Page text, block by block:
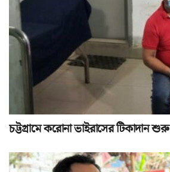
চট্টগ্রামে করোনা ভাইরাসের টিকাদান শুরু